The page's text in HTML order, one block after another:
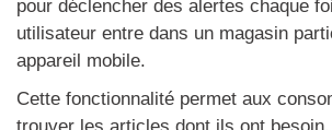
pour déclencher des alertes chaque
utilisateur entre dans un magasin
appareil mobile.
Cette fonctionnalité permet aux